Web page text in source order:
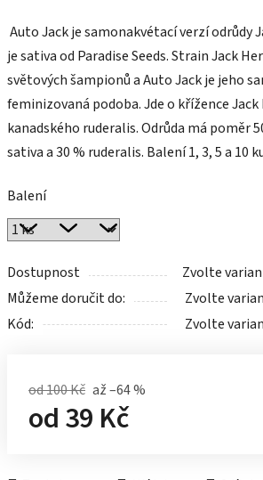
je
0,0
z
5
hvězdiček.
Auto Jack je samonakvétací verzí odrůdy
je sativa od Paradise Seeds. Strain Jack
světových šampionů a Auto Jack je jeho
feminizovaná podoba. Jde o křížence Jack
kanadského ruderalis. Odrůda má poměr
sativa a 30 % ruderalis. Balení 1, 3, 5 a 10
Balení
Dostupnost
Zvolte
Můžeme doručit do:
Zvolte
Kód:
Zvolte
od 100 Kč až –64 %
od39 Kč